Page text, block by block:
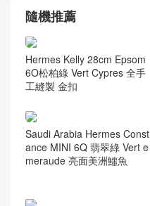
隨機推薦
Hermes Kelly 28cm Epsom
6O松柏綠 Vert Cypres 全手
工縫製 金扣
Saudi Arabia Hermes Const
ance MINI 6Q 翡翠綠 Vert e
meraude 亮面美洲鱷魚